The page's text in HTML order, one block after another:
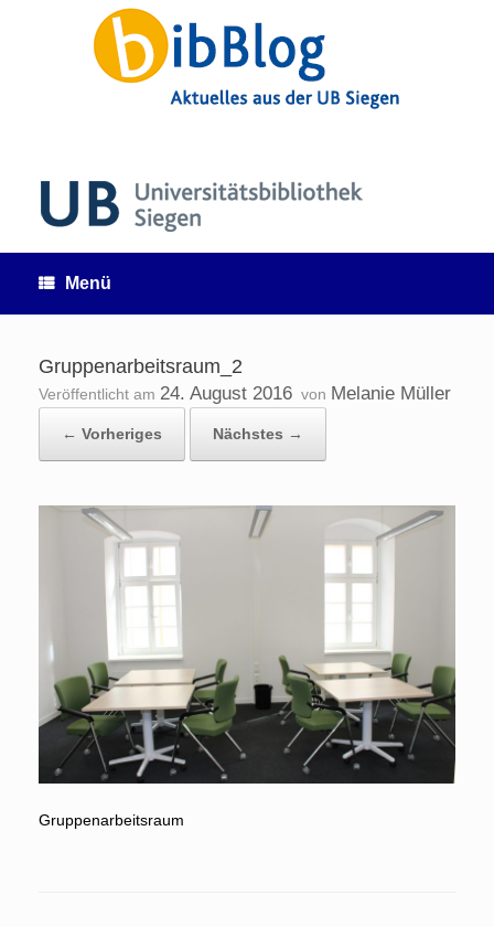
Menü
Gruppenarbeitsraum_2
Veröffentlicht am 24. August 2016 von Melanie Müller
← Vorheriges Nächstes →
Gruppenarbeitsraum